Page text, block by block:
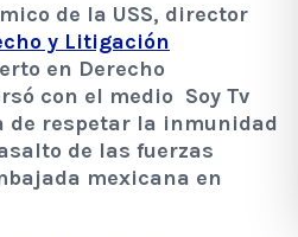
de la USS, director
y Litigación
en Derecho
con el medio Soy Tv
de respetar la inmunidad
de las fuerzas
mexicana en